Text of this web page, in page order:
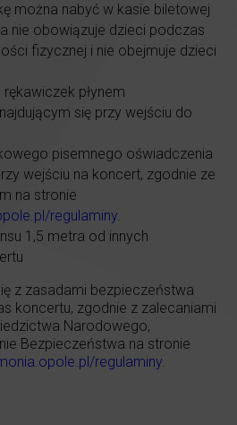
można nabyć w kasie biletowej
nie obowiązuje dzieci podczas
fizycznej i nie obejmuje dzieci
płynem
się przy wejściu do
pisemnego oświadczenia
wejściu na koncert, zgodnie ze
na stronie
regulaminy.
1,5 metra od innych
z zasadami bezpieczeństwa
koncertu, zgodnie z zalecaniami
Narodowego,
Bezpieczeństwa na stronie
regulaminy.